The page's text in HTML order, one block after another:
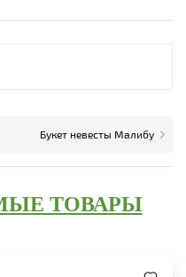
Букет невесты Малибу
ТОВАРЫ